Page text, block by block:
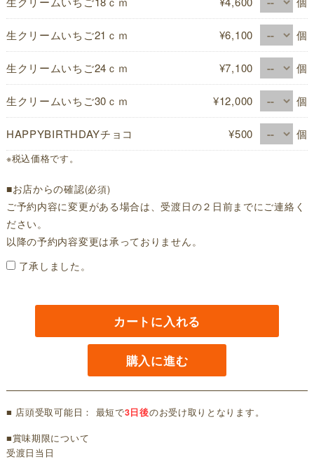
生クリームいちご21ｃｍ ¥6,100 個
生クリームいちご24ｃｍ ¥7,100 個
生クリームいちご30ｃｍ ¥12,000 個
HAPPYBIRTHDAYチョコ ¥500 個
※税込価格です。
■お店からの確認(必須)
ご予約内容に変更がある場合は、受渡日の２日前までにご連絡く
ださい。
以降の予約内容変更は承っておりません。
了承しました。
カートに入れる
購入に進む
■ 店頭受取可能日： 最短で3日後のお受け取りとなります。
■賞味期限について
受渡日当日